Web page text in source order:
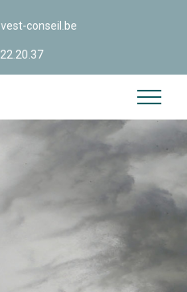
conseil.be